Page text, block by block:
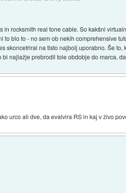
rocksmith real tone cable. So kakšni
blo to - no sem ob nekih comprehensive
skoncetriral na tisto najbolj uporabno. Še
najlažje prebrodil tole obdobje do marca,
urco ali dve, da evalvira RS in kaj v živo